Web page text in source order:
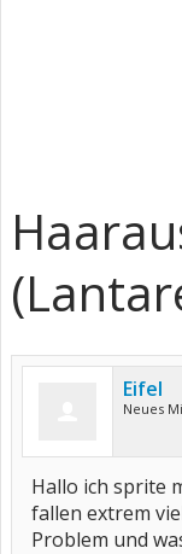
Eifel
Neues
Hallo ich sprite
fallen extrem
Problem und